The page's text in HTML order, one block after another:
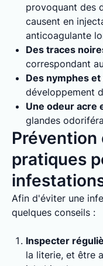
provoquant des
causent en
anticoagulante
Des traces
correspondant
Des nymphes
développement
Une odeur acre
glandes
pratiques
Afin d'éviter une
quelques conseils :
Inspecter
la literie, et être